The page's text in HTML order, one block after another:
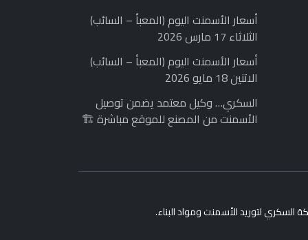
أسعار الأسمنت اليوم (المعبأ – السائب)
الثلاثاء 17 مارس 2026
أسعار الأسمنت اليوم (المعبأ – السائب)
الاتنين 18 مايو 2026
السكري… وكيل معتمد يضمن توصيل
الأسمنت من المصنع للموقع مباشرة 🏗️
السكري لتوريد الأسمنت ومواد البناء.